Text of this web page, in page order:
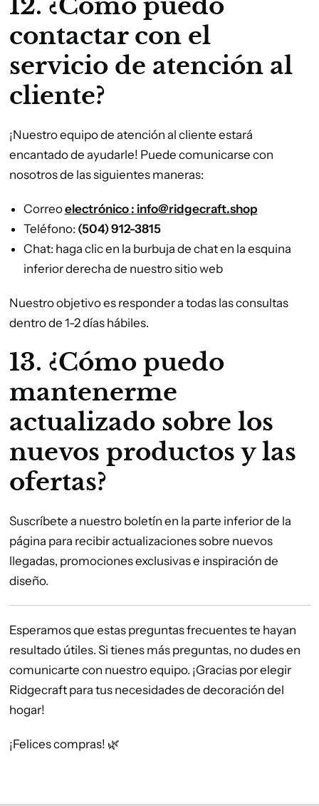
contactar con el
servicio de atención al
cliente?
¡Nuestro equipo de atención al cliente estará
encantado de ayudarle! Puede comunicarse con
nosotros de las siguientes maneras:
Correoelectrónico : info@ridgecraft.shop
Teléfono: (504) 912-3815
Chat: haga clic en la burbuja de chat en la esquina
inferior derecha de nuestro sitio web
Nuestro objetivo es responder a todas las consultas
dentro de 1-2 días hábiles.
13. ¿Cómo puedo
mantenerme
actualizado sobre los
nuevos productos y las
ofertas?
Suscríbete a nuestro boletín en la parte inferior de la
página para recibir actualizaciones sobre nuevos
llegadas, promociones exclusivas e inspiración de
diseño.
Esperamos que estas preguntas frecuentes te hayan
resultado útiles. Si tienes más preguntas, no dudes en
comunicarte con nuestro equipo. ¡Gracias por elegir
Ridgecraft para tus necesidades de decoración del
hogar!
¡Felices compras! 🌿